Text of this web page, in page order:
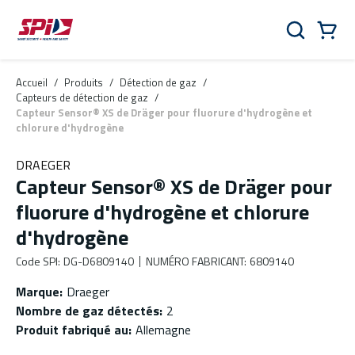
Aller au contenu principal
Skip to menu
Skip to footer
Rechercher
Accueil / Produits / Détection de gaz /
Capteurs de détection de gaz /
Capteur Sensor® XS de Dräger pour fluorure d'hydrogène et
chlorure d'hydrogène
DRAEGER
Capteur Sensor® XS de Dräger pour
fluorure d'hydrogène et chlorure
d'hydrogène
Code SPI: DG-D6809140 NUMÉRO FABRICANT: 6809140
Marque: Draeger
Nombre de gaz détectés: 2
Produit fabriqué au: Allemagne